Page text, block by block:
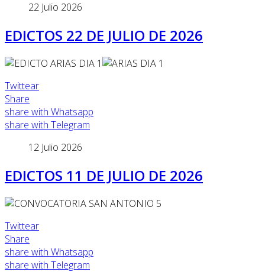
22 Julio 2026
EDICTOS 22 DE JULIO DE 2026
Twittear
Share
share with Whatsapp
share with Telegram
12 Julio 2026
EDICTOS 11 DE JULIO DE 2026
Twittear
Share
share with Whatsapp
share with Telegram